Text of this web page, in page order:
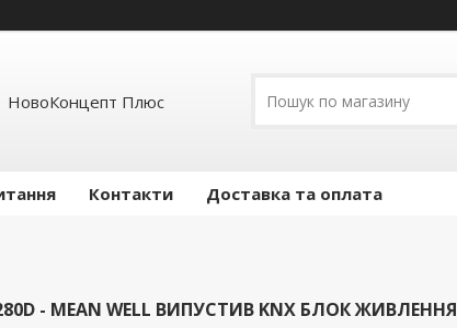
НовоКонцепт Плюс
Контакти Доставка та оплата
- MEAN WELL ВИПУСТИВ KNX БЛОК